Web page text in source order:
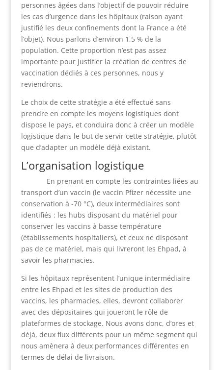
personnes âgées dans l’objectif de pouvoir réduire
les cas d’urgence dans les hôpitaux (raison ayant
justifié les deux confinements dont la France a été
l’objet). Nous parlons d’environ 1,5 % de la
population. Cette proportion n’est pas assez
importante pour justifier la création de centres de
vaccination dédiés à ces personnes, nous y
reviendrons.
Le choix de cette stratégie a été effectué sans
prendre en compte les moyens logistiques dont
dispose le pays, et conduira donc à créer un modèle
logistique dans le but de servir cette stratégie, plutôt
que d’adapter un modèle déjà existant.
L’organisation logistique
En prenant en compte les contraintes liées au
transport d’un vaccin (le vaccin Pfizer nécessite une
conservation à -70 °C), deux intermédiaires sont
identifiés : les hubs disposant du matériel pour
conserver les vaccins à basse température
(établissements hospitaliers), et ceux ne disposant
pas de ce matériel, mais qui livreront les Ehpad, à
savoir les pharmacies.
Si les hôpitaux représentent l’unique intermédiaire
entre les Ehpad et les sites de production des
vaccins, les pharmacies, elles, devront collaborer
avec des dépositaires qui joueront le rôle de
plateformes de stockage. Nous avons donc, d’ores et
déjà, deux flux différents pour un même segment qui
nous amènera à deux performances différentes en
termes de délai de livraison.